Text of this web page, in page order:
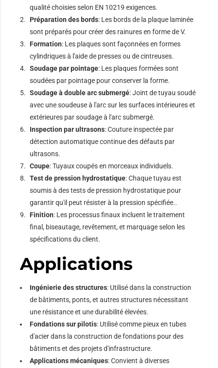
qualité choisies selon EN 10219 exigences.
Préparation des bords: Les bords de la plaque laminée
sont préparés pour créer des rainures en forme de V.
Formation: Les plaques sont façonnées en formes
cylindriques à l'aide de presses ou de cintreuses.
Soudage par pointage: Les plaques formées sont
soudées par pointage pour conserver la forme.
Soudage à double arc submergé: Joint de tuyau soudé
avec une soudeuse à l'arc sur les surfaces intérieures et
extérieures par soudage à l'arc submergé.
Inspection par ultrasons: Couture inspectée par
détection automatique continue des défauts par
ultrasons.
Coupe: Tuyaux coupés en morceaux individuels.
Test de pression hydrostatique: Chaque tuyau est
soumis à des tests de pression hydrostatique pour
garantir qu'il peut résister à la pression spécifiée..
Finition: Les processus finaux incluent le traitement
final, biseautage, revêtement, et marquage selon les
spécifications du client.
Applications
Ingénierie des structures: Utilisé dans la construction
de bâtiments, ponts, et autres structures nécessitant
une résistance et une durabilité élevées.
Fondations sur pilotis: Utilisé comme pieux en tubes
d'acier dans la construction de fondations pour des
bâtiments et des projets d'infrastructure.
Applications mécaniques: Convient à diverses